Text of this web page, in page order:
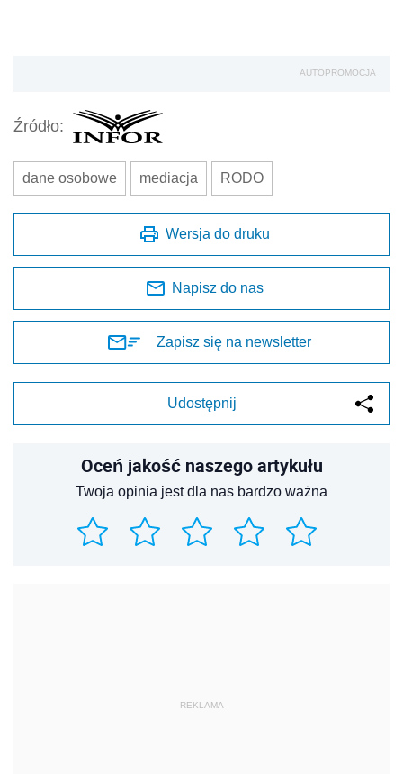
AUTOPROMOCJA
Źródło:
dane osobowe mediacja RODO
Wersja do druku
Napisz do nas
Zapisz się na newsletter
Udostępnij
Oceń jakość naszego artykułu
Twoja opinia jest dla nas bardzo ważna
REKLAMA